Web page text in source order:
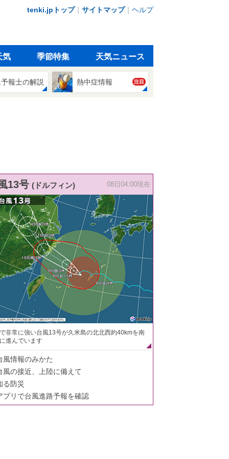
tenki.jpトップ｜ サイトマップ｜ ヘルプ
気 季節特集 天気ニュース
報士の解説 熱中症情報 注目
13号 (ドルフィン) 08日04:00現在
非常に強い台風13号が久米島の北北西約40kmを南
進んでいます
風情報のみかた
風の接近、上陸に備えて
る防災
プリで台風進路予報を確認